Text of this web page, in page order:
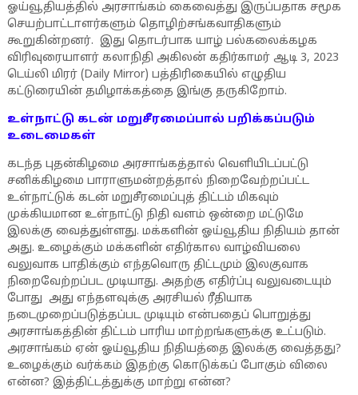
ஓய்வூதியத்தில் அரசாங்கம் கைவைத்து இருப்பதாக சமூக
செயற்பாட்டாளர்களும் தொழிற்சங்கவாதிகளும்
கூறுகின்றனர். இது தொடர்பாக யாழ் பல்கலைக்கழக
விரிவுரையாளர் கலாநிதி அகிலன் கதிர்காமர் ஆடி 3, 2023
டெய்லி மிரர் (Daily Mirror) பத்திரிகையில் எழுதிய
கட்டுரையின் தமிழாக்கத்தை இங்கு தருகிறோம்.
உள்நாட்டு கடன் மறுசீரமைப்பால் பறிக்கப்படும்
உடைமைகள்
கடந்த புதன்கிழமை அரசாங்கத்தால் வெளியிடப்பட்டு
சனிக்கிழமை பாராளுமன்றத்தால் நிறைவேற்றப்பட்ட
உள்நாட்டுக் கடன் மறுசீரமைப்புத் திட்டம் மிகவும்
முக்கியமான உள்நாட்டு நிதி வளம் ஒன்றை மட்டுமே
இலக்கு வைத்துள்ளது. மக்களின் ஓய்வூதிய நிதியம் தான்
அது. உழைக்கும் மக்களின் எதிர்கால வாழ்வியலை
வலுவாக பாதிக்கும் எந்தவொரு திட்டமும் இலகுவாக
நிறைவேற்றப்பட முடியாது. அதற்கு எதிர்ப்பு வலுவடையும்
போது அது எந்தளவுக்கு அரசியல் ரீதியாக
நடைமுறைப்படுத்தப்பட முடியும் என்பதைப் பொறுத்து
அரசாங்கத்தின் திட்டம் பாரிய மாற்றங்களுக்கு உட்படும்.
அரசாங்கம் ஏன் ஓய்வூதிய நிதியத்தை இலக்கு வைத்தது?
உழைக்கும் வர்க்கம் இதற்கு கொடுக்கப் போகும் விலை
என்ன? இத்திட்டத்துக்கு மாற்று என்ன?